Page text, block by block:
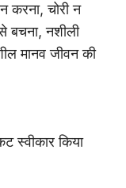
करना, चोरी न
बचना, नशीली
मानव जीवन की
स्वीकार किया